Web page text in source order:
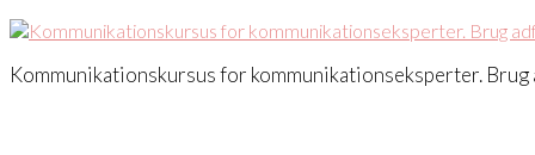
Kommunikationskursus for kommunikationseksperter.